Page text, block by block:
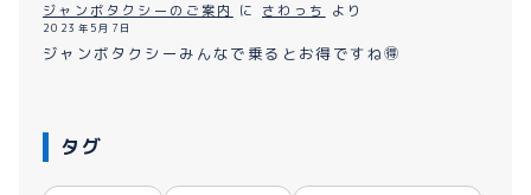
ジャンボタクシーのご案内 に さわっち より
2023年5月7日
ジャンボタクシーみんなで乗るとお得ですね🉐
タグ